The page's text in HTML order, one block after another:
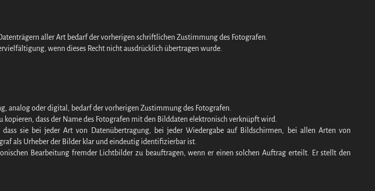
aller Art bedarf der vorherigen schriftlichen Zustimmung des Fotografen.
wenn dieses Recht nicht ausdrücklich übertragen wurde.
analog oder digital, bedarf der vorherigen Zustimmung des Fotografen.
dass der Name des Fotografen mit den Bilddaten elektronisch verknüpft wird.
sie bei jeder Art von Datenübertragung, bei jeder Wiedergabe auf Bildschirmen, bei allen Arten von
als Urheber der Bilder klar und eindeutig identifizierbar ist.
Bearbeitung fremder Lichtbilder zu beauftragen, wenn er einen solchen Auftrag erteilt. Er stellt den